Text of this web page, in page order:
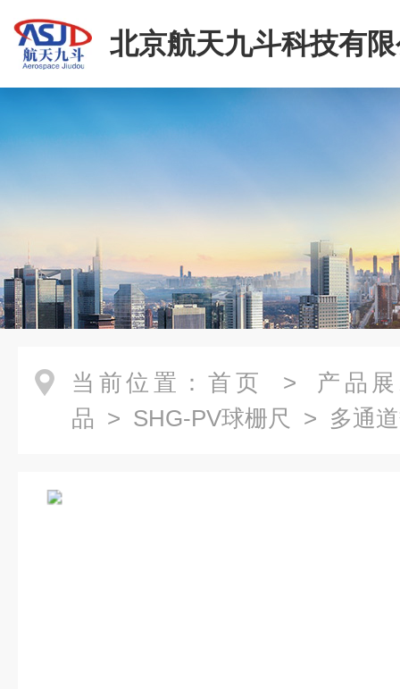
北京航天九斗科技有
当前位置： 首页 > 产品
品 > SHG-PV球栅尺 > 多通